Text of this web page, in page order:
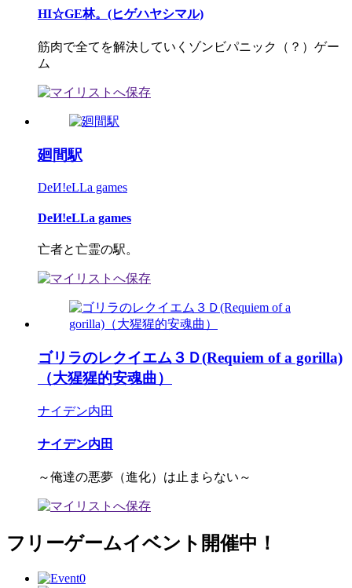
HI☆GE林。(ヒゲハヤシマル)
筋肉で全てを解決していくゾンビパニック（？）ゲー
ム
廻間駅
DeИ!eLLa games
DeИ!eLLa games
亡者と亡霊の駅。
ゴリラのレクイエム３Ｄ(Requiem of a gorilla)
（大猩猩的安魂曲）
ナイデン内田
ナイデン内田
～俺達の悪夢（進化）は止まらない～
フリーゲームイベント開催中！